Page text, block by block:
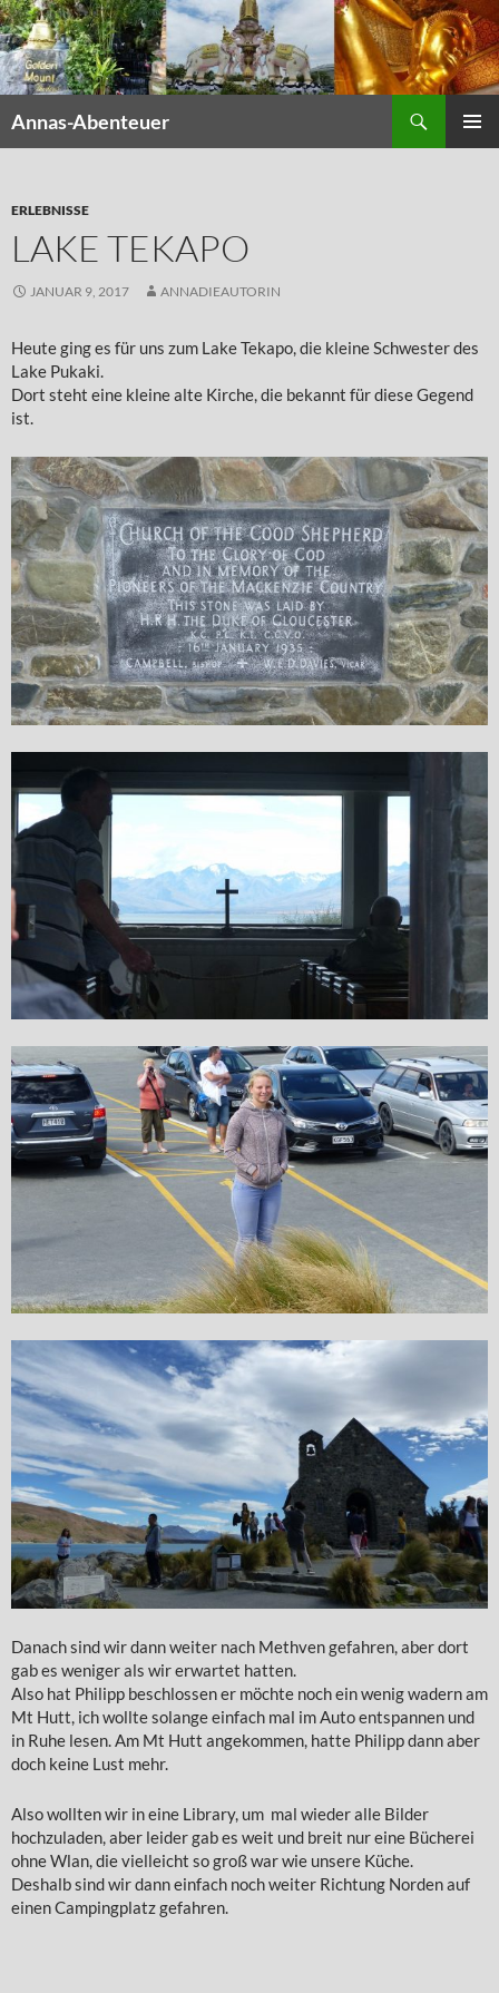
Zum
Inhalt
springen
Annas-Abenteuer
ERLEBNISSE
LAKE TEKAPO
JANUAR 9, 2017 ANNADIEAUTORIN
Heute ging es für uns zum Lake Tekapo, die kleine Schwester des
Lake Pukaki.
Dort steht eine kleine alte Kirche, die bekannt für diese Gegend
ist.
Danach sind wir dann weiter nach Methven gefahren, aber dort
gab es weniger als wir erwartet hatten.
Also hat Philipp beschlossen er möchte noch ein wenig wadern am
Mt Hutt, ich wollte solange einfach mal im Auto entspannen und
in Ruhe lesen. Am Mt Hutt angekommen, hatte Philipp dann aber
doch keine Lust mehr.
Also wollten wir in eine Library, um mal wieder alle Bilder
hochzuladen, aber leider gab es weit und breit nur eine Bücherei
ohne Wlan, die vielleicht so groß war wie unsere Küche.
Deshalb sind wir dann einfach noch weiter Richtung Norden auf
einen Campingplatz gefahren.